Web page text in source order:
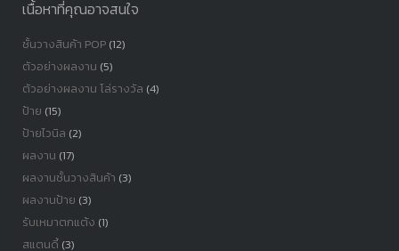
เนื้อหาที่คุณอาจสนใจ
ชั้นวางสินค้า POP(12)
ตัวอย่างผลงาน (5)
ตัวอย่างผลงาน โล่รางวัล (4)
ป้าย (15)
ป้ายไวนิล (2)
ผลงาน (17)
ผลงานชั้นวางสินค้า (3)
ผลงานป้าย (3)
รับเหมาตกแต้ง (1)
สแตนดี้(3)